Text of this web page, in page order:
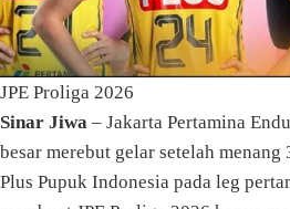
JPE Proliga 2026
Sinar Jiwa – Jakarta Pertamina
besar merebut gelar setelah menang
Plus Pupuk Indonesia pada leg